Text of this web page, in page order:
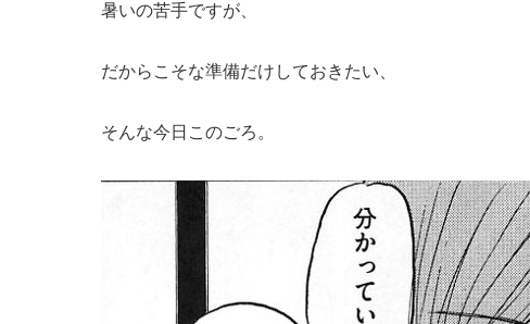
暑いの苦手ですが、
だからこそな準備だけしておきたい、
そんな今日このごろ。